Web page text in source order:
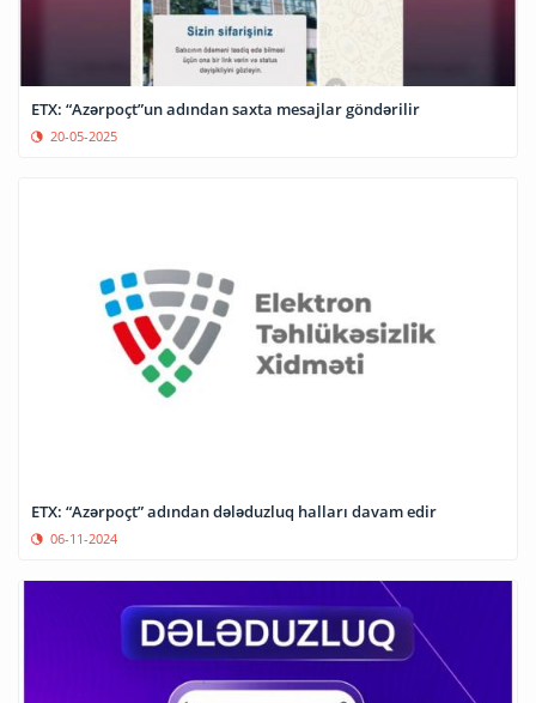
ETX: “Azərpoçt”un adından saxta mesajlar göndərilir
20-05-2025
ETX: “Azərpoçt” adından dələduzluq halları davam edir
06-11-2024